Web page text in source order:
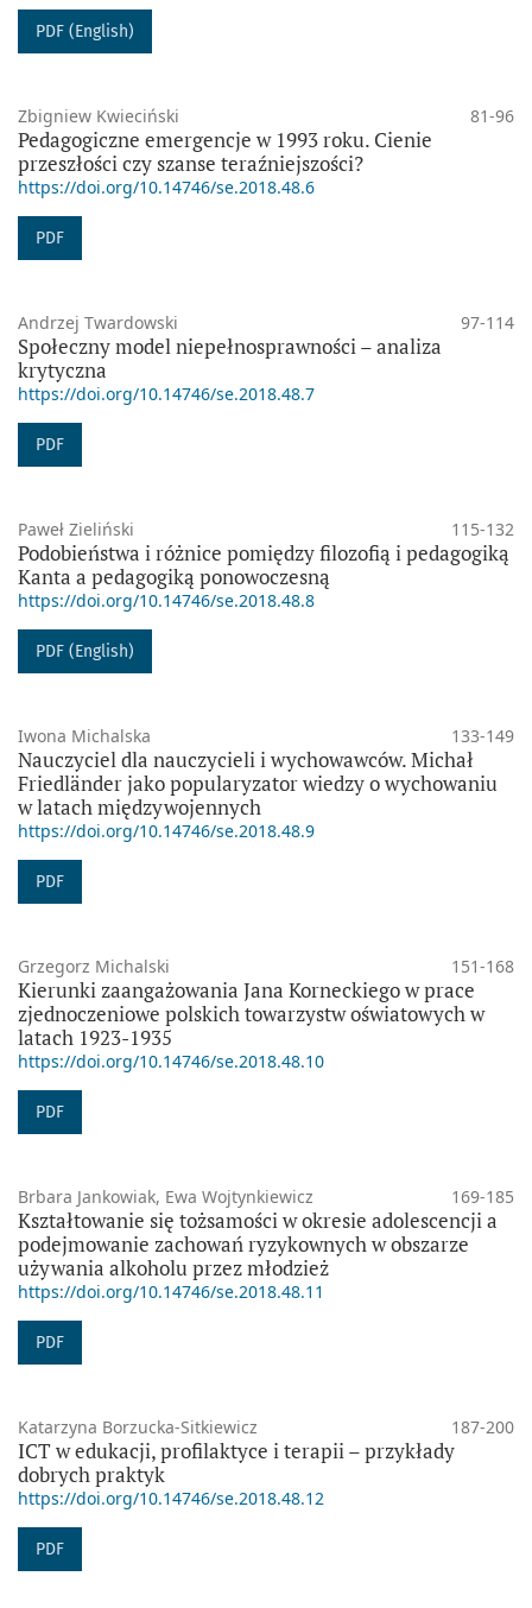
PDF (English)
Zbigniew Kwieciński 81-96
Pedagogiczne emergencje w 1993 roku. Cienie
przeszłości czy szanse teraźniejszości?
https://doi.org/10.14746/se.2018.48.6
PDF
Andrzej Twardowski 97-114
Społeczny model niepełnosprawności – analiza
krytyczna
https://doi.org/10.14746/se.2018.48.7
PDF
Paweł Zieliński 115-132
Podobieństwa i różnice pomiędzy filozofią i pedagogiką
Kanta a pedagogiką ponowoczesną
https://doi.org/10.14746/se.2018.48.8
PDF (English)
Iwona Michalska 133-149
Nauczyciel dla nauczycieli i wychowawców. Michał
Friedländer jako popularyzator wiedzy o wychowaniu
w latach międzywojennych
https://doi.org/10.14746/se.2018.48.9
PDF
Grzegorz Michalski 151-168
Kierunki zaangażowania Jana Korneckiego w prace
zjednoczeniowe polskich towarzystw oświatowych w
latach 1923-1935
https://doi.org/10.14746/se.2018.48.10
PDF
Brbara Jankowiak, Ewa Wojtynkiewicz 169-185
Kształtowanie się tożsamości w okresie adolescencji a
podejmowanie zachowań ryzykownych w obszarze
używania alkoholu przez młodzież
https://doi.org/10.14746/se.2018.48.11
PDF
Katarzyna Borzucka-Sitkiewicz 187-200
ICT w edukacji, profilaktyce i terapii – przykłady
dobrych praktyk
https://doi.org/10.14746/se.2018.48.12
PDF